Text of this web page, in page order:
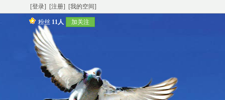
[登录] [注册] [我的空间]
粉丝 11人 加关注